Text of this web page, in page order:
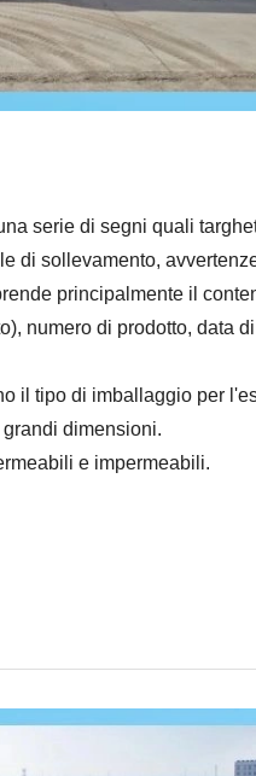
serie di segni quali
di sollevamento,
principalmente il
numero di prodotto, data
il tipo di imballaggio per
dimensioni.
e impermeabili.